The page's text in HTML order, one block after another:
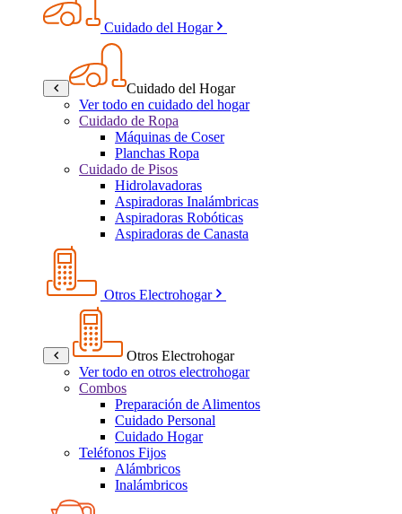
Cuidado del Hogar
Cuidado del Hogar
Ver todo en cuidado del hogar
Cuidado de Ropa
Máquinas de Coser
Planchas Ropa
Cuidado de Pisos
Hidrolavadoras
Aspiradoras Inalámbricas
Aspiradoras Robóticas
Aspiradoras de Canasta
Otros Electrohogar
Otros Electrohogar
Ver todo en otros electrohogar
Combos
Preparación de Alimentos
Cuidado Personal
Cuidado Hogar
Teléfonos Fijos
Alámbricos
Inalámbricos